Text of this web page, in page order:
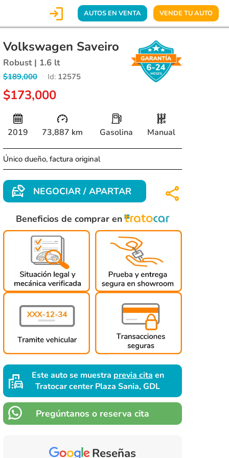
 AUTOS EN VENTA VENDE TU AUTO
Volkswagen Saveiro
Robust | 1.6 lt
$189,000 Id: 12575
$173,000
2019 73,887 km Gasolina Manual
Único dueño, factura original
NEGOCIAR / APARTAR
Beneficios de comprar en
Este auto se muestra previa cita en
Tratocar center Plaza Sania, GDL
Pregúntanos o reserva cita
Reseñas